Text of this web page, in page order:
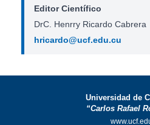
Editor Científico
DrC. Henrry Ricardo Cabrera
hricardo@ucf.edu.cu
Universidad de
“Carlos Rafael